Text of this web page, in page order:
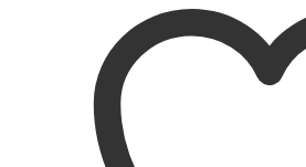
CHF 15.00 CHF 10.00.